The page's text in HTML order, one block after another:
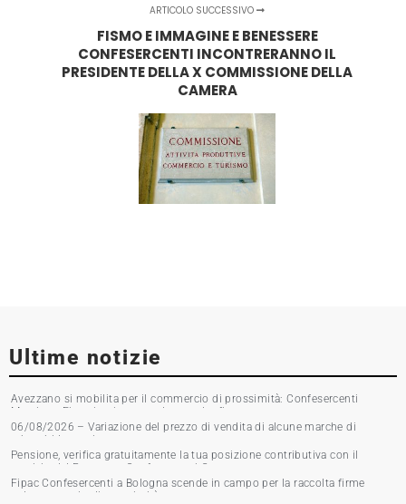
ARTICOLO SUCCESSIVO
FISMO E IMMAGINE E BENESSERE
CONFESERCENTI INCONTRERANNO IL
PRESIDENTE DELLA X COMMISSIONE DELLA
CAMERA
Ultime notizie
Avezzano si mobilita per il commercio di prossimità: Confesercenti
Marsica e Fipac in piazza per la raccolta firme
06/08/2026 – Variazione del prezzo di vendita di alcune marche di
tabacchi lavorati
Pensione, verifica gratuitamente la tua posizione contributiva con il
servizio del Patronato Confesercenti Grosseto
Fipac Confesercenti a Bologna scende in campo per la raccolta firme
sul commercio di prossimità